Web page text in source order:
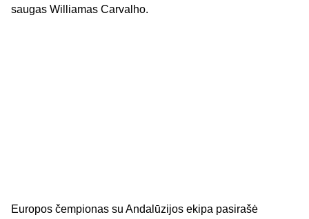
saugas Williamas Carvalho.
Europos čempionas su Andalūzijos ekipa pasirašė